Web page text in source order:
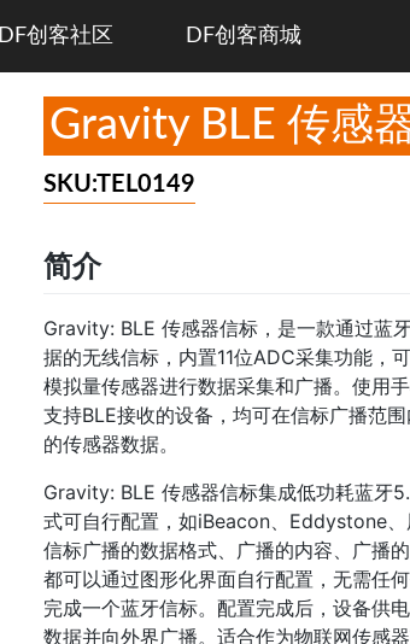
DF创客社区 DF创客商城
Gravity BLE 传感
SKU:TEL0149
简介
Gravity: BLE 传感器信标，是一款通过蓝
据的无线信标，内置11位ADC采集功能，
模拟量传感器进行数据采集和广播。使用
支持BLE接收的设备，均可在信标广播范
的传感器数据。
Gravity: BLE 传感器信标集成低功耗蓝牙
式可自行配置，如iBeacon、Eddystone、
信标广播的数据格式、广播的内容、广播
都可以通过图形化界面自行配置，无需任
完成一个蓝牙信标。配置完成后，设备供
数据并向外界广播。适合作为物联网传感